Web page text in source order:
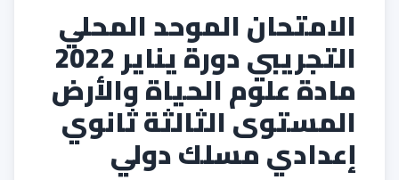
الامتحان الموحد المحلي
التجريبي دورة يناير 2022
مادة علوم الحياة والأرض
المستوى الثالثة ثانوي
إعدادي مسلك دولي